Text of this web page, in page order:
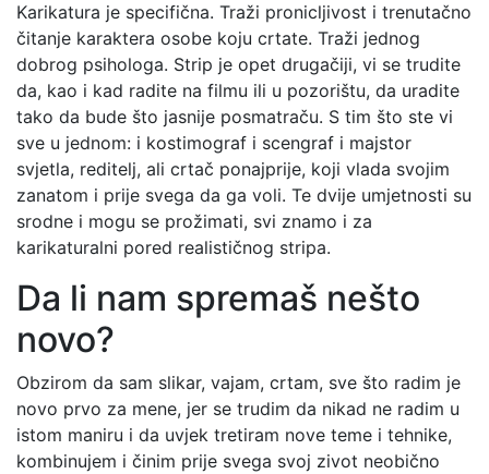
Karikatura je specifična. Traži pronicljivost i trenutačno
čitanje karaktera osobe koju crtate. Traži jednog
dobrog psihologa. Strip je opet drugačiji, vi se trudite
da, kao i kad radite na filmu ili u pozorištu, da uradite
tako da bude što jasnije posmatraču. S tim što ste vi
sve u jednom: i kostimograf i scengraf i majstor
svjetla, reditelj, ali crtač ponajprije, koji vlada svojim
zanatom i prije svega da ga voli. Te dvije umjetnosti su
srodne i mogu se prožimati, svi znamo i za
karikaturalni pored realističnog stripa.
Da li nam spremaš nešto
novo?
Obzirom da sam slikar, vajam, crtam, sve što radim je
novo prvo za mene, jer se trudim da nikad ne radim u
istom maniru i da uvjek tretiram nove teme i tehnike,
kombinujem i činim prije svega svoj zivot neobično